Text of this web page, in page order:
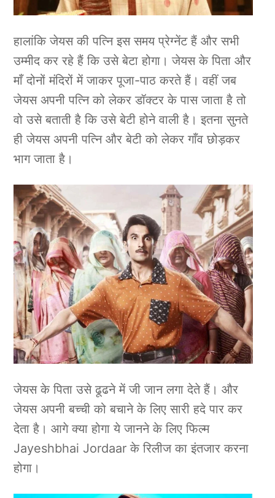
हालांकि जेयस की पत्नि इस समय प्रेग्नेंट हैं और सभी
उम्मीद कर रहे हैं कि उसे बेटा होगा। जेयस के पिता और
माँ दोनों मंदिरों में जाकर पूजा-पाठ करते हैं। वहीं जब
जेयस अपनी पत्नि को लेकर डॉक्टर के पास जाता है तो
वो उसे बताती है कि उसे बेटी होने वाली है। इतना सुनते
ही जेयस अपनी पत्नि और बेटी को लेकर गाँव छोड़कर
भाग जाता है।
जेयस के पिता उसे ढूढने में जी जान लगा देते हैं। और
जेयस अपनी बच्ची को बचाने के लिए सारी हदे पार कर
देता है। आगे क्या होगा ये जानने के लिए फिल्म
Jayeshbhai Jordaar के रिलीज का इंतजार करना
होगा।